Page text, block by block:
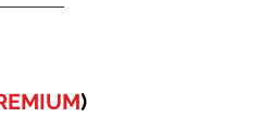
)